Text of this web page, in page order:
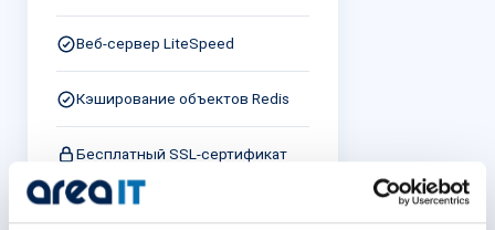
Веб-сервер LiteSpeed
Кэширование объектов Redis
Бесплатный SSL-сертификат